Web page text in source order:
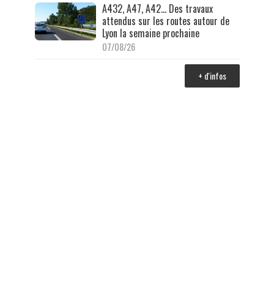
A432, A47, A42… Des travaux
attendus sur les routes autour de
Lyon la semaine prochaine
07/08/26
+ d'infos